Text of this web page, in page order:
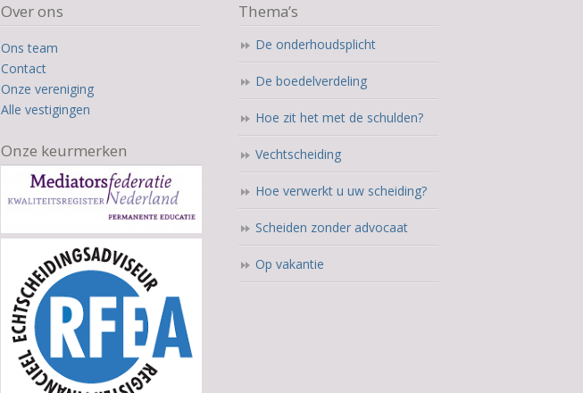
Over ons
Ons team
Contact
Onze vereniging
Alle vestigingen
Onze keurmerken
Thema’s
De onderhoudsplicht
De boedelverdeling
Hoe zit het met de schulden?
Vechtscheiding
Hoe verwerkt u uw scheiding?
Scheiden zonder advocaat
Op vakantie